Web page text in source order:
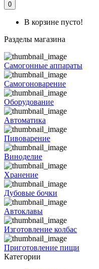
0
В корзине пусто!
Разделы магазина
Самогонные аппараты
Самогоноварение
Оборудование
Автоматика
Пивоварение
Виноделие
Хранение
Дубовые бочки
Автоклавы
Изготовление колбас
Приготовление пищи
Категории